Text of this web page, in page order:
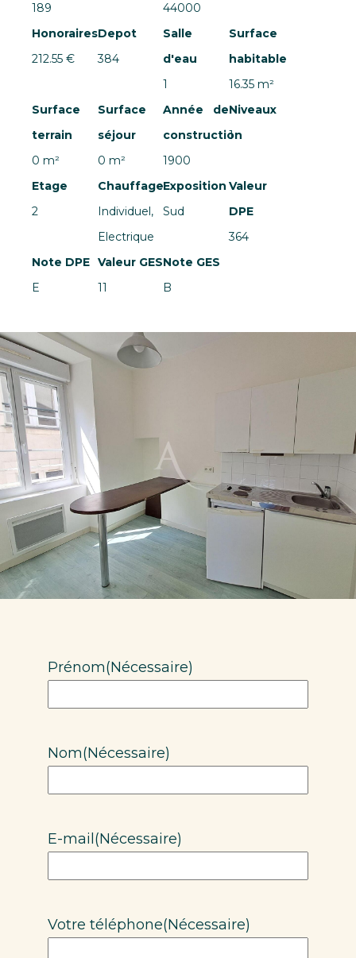
Prénom(Nécessaire)
Nom(Nécessaire)
E-mail (Nécessaire)
Votre téléphone(Nécessaire)
189
44000
Honoraires
212.55 €
Depot
384
Salle
d'eau
1
Surface
habitable
16.35 m²
Surface
terrain
0 m²
Surface
séjour
0 m²
Année de
construction
1900
Niveaux
1
Etage
2
Chauffage
Individuel,
Electrique
Exposition
Sud
Valeur
DPE
364
Note DPE
E
Valeur GES
11
Note GES
B